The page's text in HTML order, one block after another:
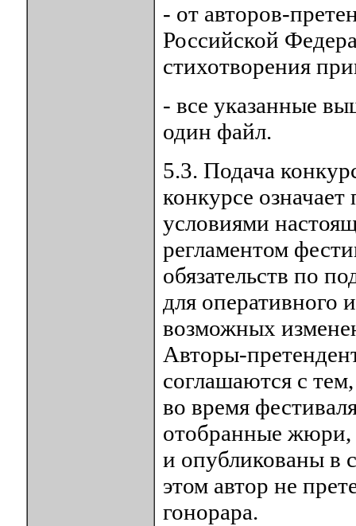
- от авторов-
Российской
стихотворения
- все указанные
один файл.
5.3. Подача
конкурсе означает
условиями
регламентом
обязательств по
для оперативного
возможных
Авторы-
соглашаются с
во время
отобранные жюри,
и опубликованы в
этом автор не
гонорара.